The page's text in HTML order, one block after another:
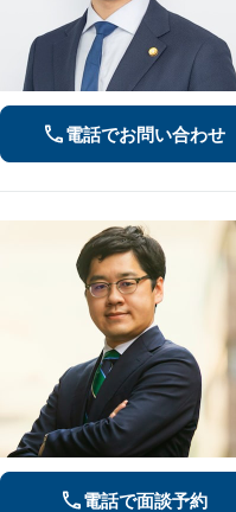
電話でお問い合わせ
電話で面談予約